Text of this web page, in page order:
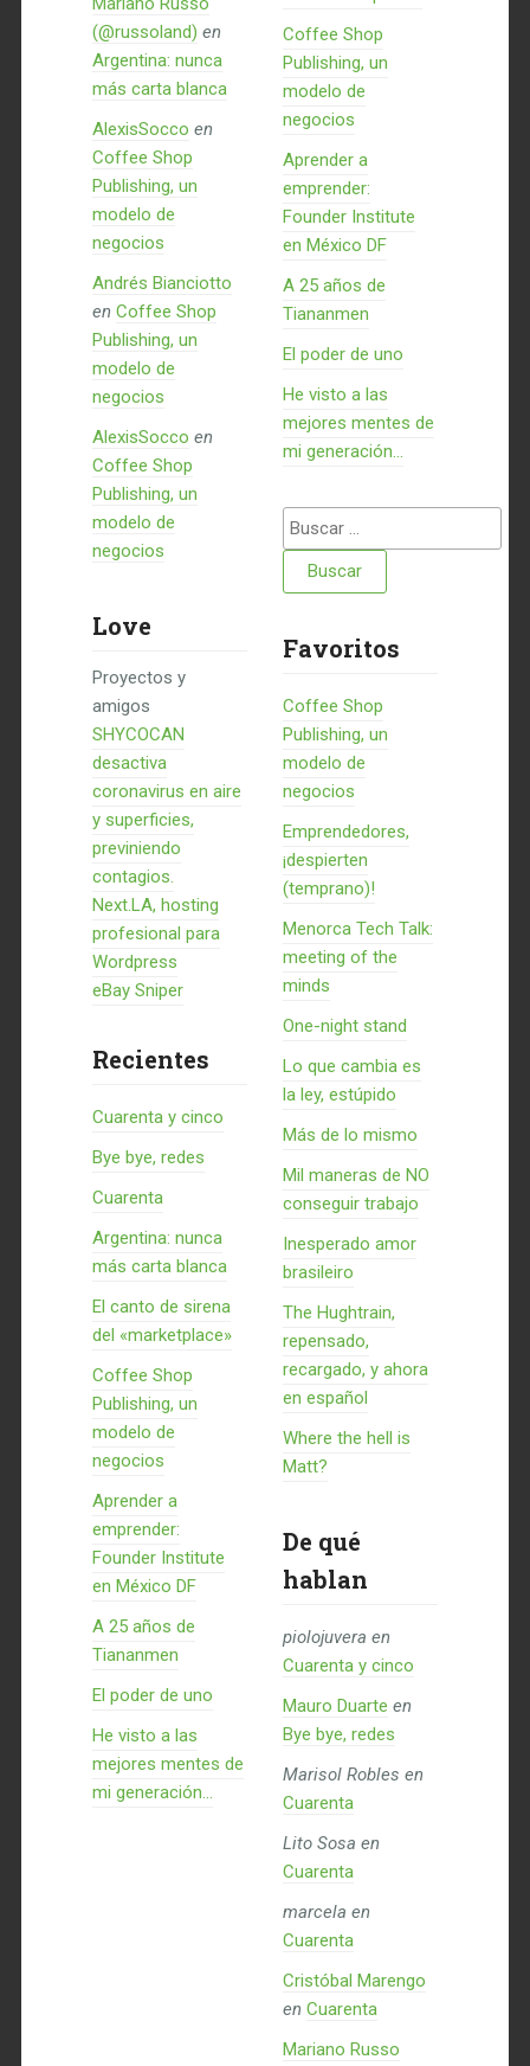
(@russoland) en
Argentina: nunca
más carta blanca
AlexisSocco en
Coffee Shop
Publishing, un
modelo de
negocios
Andrés Bianciotto
en Coffee Shop
Publishing, un
modelo de
negocios
AlexisSocco en
Coffee Shop
Publishing, un
modelo de
negocios
Love
Proyectos y
amigos
SHYCOCAN
desactiva
coronavirus en aire
y superficies,
previniendo
contagios.
Next.LA, hosting
profesional para
Wordpress
eBay Sniper
Recientes
Cuarenta y cinco
Bye bye, redes
Cuarenta
Argentina: nunca
más carta blanca
El canto de sirena
del «marketplace»
Coffee Shop
Publishing, un
modelo de
negocios
Aprender a
emprender:
Founder Institute
en México DF
A 25 años de
Tiananmen
El poder de uno
He visto a las
mejores mentes de
mi generación…
Coffee Shop
Publishing, un
modelo de
negocios
Aprender a
emprender:
Founder Institute
en México DF
A 25 años de
Tiananmen
El poder de uno
He visto a las
mejores mentes de
mi generación…
Buscar:
Favoritos
Coffee Shop
Publishing, un
modelo de
negocios
Emprendedores,
¡despierten
(temprano)!
Menorca Tech Talk:
meeting of the
minds
One-night stand
Lo que cambia es
la ley, estúpido
Más de lo mismo
Mil maneras de NO
conseguir trabajo
Inesperado amor
brasileiro
The Hughtrain,
repensado,
recargado, y ahora
en español
Where the hell is
Matt?
De qué
hablan
piolojuvera en
Cuarenta y cinco
Mauro Duarte en
Bye bye, redes
Marisol Robles en
Cuarenta
Lito Sosa en
Cuarenta
marcela en
Cuarenta
Cristóbal Marengo
en Cuarenta
Mariano Russo